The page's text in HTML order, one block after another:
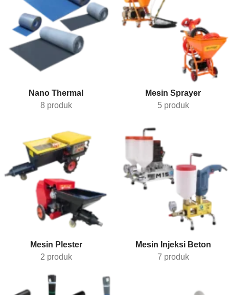
Nano Thermal
8 produk
Mesin Sprayer
5 produk
Mesin Plester
2 produk
Mesin Injeksi Beton
7 produk